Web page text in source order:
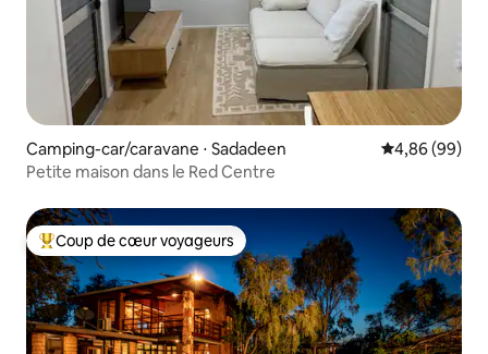
Camping-car/caravane ⋅ Sadadeen Évaluation
4,86 (99)
Petite maison dans le Red Centre
Coups de cœur voyageurs les plus appréciés
Coup de cœur voyageurs